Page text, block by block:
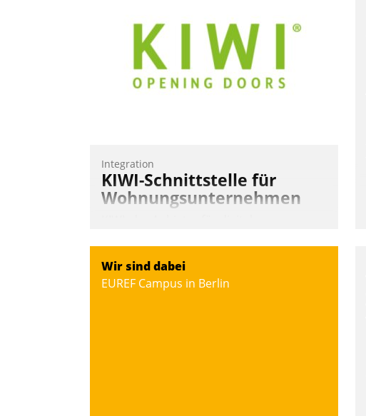
Integration
KIWI-Schnittstelle für
Wohnungsunternehmen
Softwareentwicklungshaus Datatrain.
Wir sind dabei
EUREF Campus in Berlin